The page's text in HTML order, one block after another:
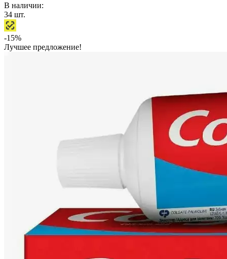
В наличии:
34 шт.
-15%
Лучшее предложение!